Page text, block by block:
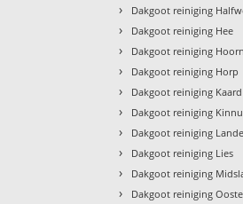
› Dakgoot reiniging
› Dakgoot reiniging Hee
› Dakgoot reiniging Hoorn
› Dakgoot reiniging Horp
› Dakgoot reiniging Kaard
› Dakgoot reiniging
› Dakgoot reiniging
› Dakgoot reiniging Lies
› Dakgoot reiniging
› Dakgoot reiniging